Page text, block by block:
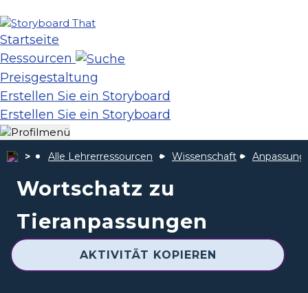
Startseite
Ressourcen
Preisgestaltung
Erstellen Sie ein Storyboard
Erstellen Sie ein Storyboard
Alle Lehrerressourcen Wissenschaft
Wortschatz zu
Tieranpassungen
AKTIVITÄT KOPIEREN